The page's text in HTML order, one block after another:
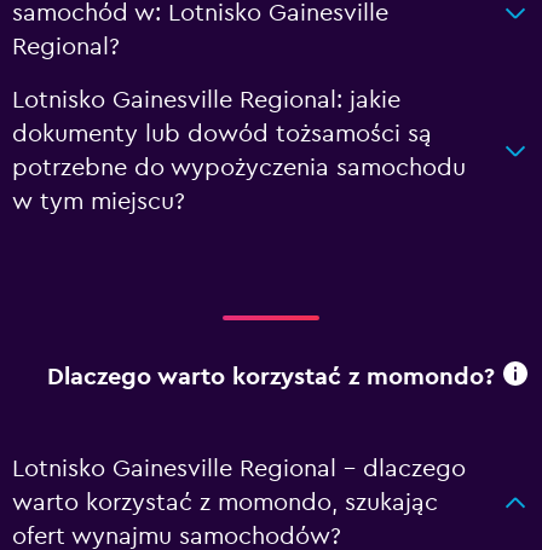
samochód w: Lotnisko Gainesville
Regional?
Lotnisko Gainesville Regional: jakie
dokumenty lub dowód tożsamości są
potrzebne do wypożyczenia samochodu
w tym miejscu?
Dlaczego warto korzystać z momondo?
Lotnisko Gainesville Regional – dlaczego
warto korzystać z momondo, szukając
ofert wynajmu samochodów?